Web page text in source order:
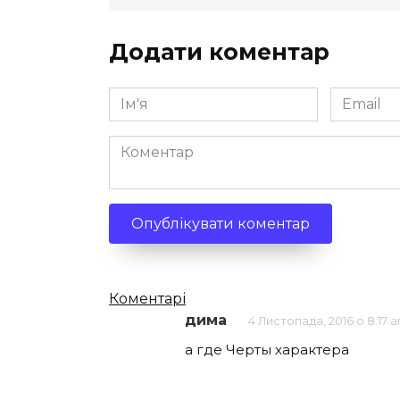
Додати коментар
Ім'я
*
Email
*
Коментар
Кількість
коментарів
Коментарі
дима
4 Листопада, 2016 о 8:17
а где Черты характера